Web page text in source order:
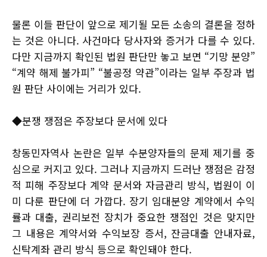
물론 이들 판단이 앞으로 제기될 모든 소송의 결론을 정하
는 것은 아니다. 사건마다 당사자와 증거가 다를 수 있다.
다만 지금까지 확인된 법원 판단만 놓고 보면 “기망 분양”
“계약 해제 불가피” “불공정 약관”이라는 일부 주장과 법
원 판단 사이에는 거리가 있다.
◆분쟁 쟁점은 주장보다 문서에 있다
창동민자역사 논란은 일부 수분양자들의 문제 제기를 중
심으로 커지고 있다. 그러나 지금까지 드러난 쟁점은 감정
적 피해 주장보다 계약 문서와 자금관리 방식, 법원이 이
미 다룬 판단에 더 가깝다. 장기 임대분양 계약에서 수익
률과 대출, 권리보전 장치가 중요한 쟁점인 것은 맞지만
그 내용은 계약서와 수익보장 증서, 잔금대출 안내자료,
신탁계좌 관리 방식 등으로 확인돼야 한다.